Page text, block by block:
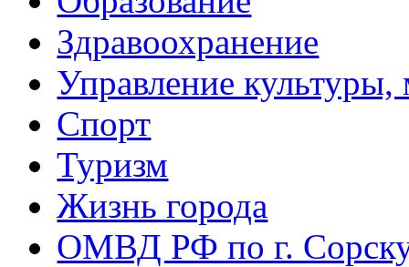
Здравоохранение
Управление
Спорт
Туризм
Жизнь города
ОМВД РФ по г.